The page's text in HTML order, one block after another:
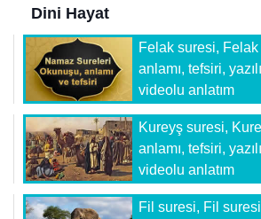
Dini Hayat
Felak suresi,
anlamı, tefsiri,
videolu anlatım
Kureyş suresi,
anlamı, tefsiri,
videolu anlatım
Fil suresi, Fil